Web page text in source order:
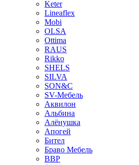
Keter
Lineaflex
Mobi
OLSA
Ottima
RAUS
Rikko
SHELS
SILVA
SON&C
SV-Мебель
Аквилон
Альбина
Алёнушка
Апогей
Бител
Браво Мебель
ВВР